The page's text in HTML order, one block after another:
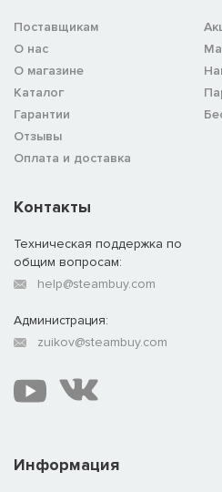
Поставщикам
О нас
О магазине
Каталог
Гарантии
Отзывы
Оплата и доставка
Информация
Контакты
Техническая поддержка по
общим вопросам:
help@steambuy.com
Администрация:
zuikov@steambuy.com